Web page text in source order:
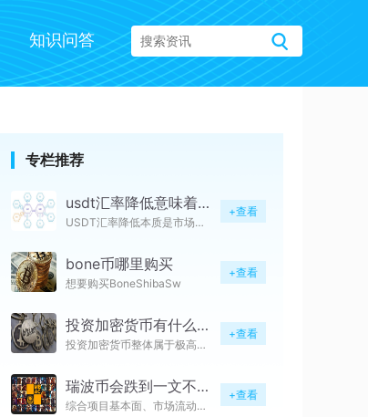
知识问答
专栏推荐
usdt汇率降低意味着什么
USDT汇率降低本质是市场供需
+查看
bone币哪里购买
想要购买BoneShibaSw
+查看
投资加密货币有什么风险
投资加密货币整体属于极高风险投
+查看
瑞波币会跌到一文不值吗
综合项目基本面、市场流动性与行
+查看